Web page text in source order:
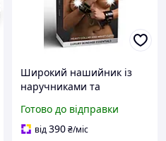
Широкий нашийник із
наручниками та
Готово до відправки
від390₴/міс